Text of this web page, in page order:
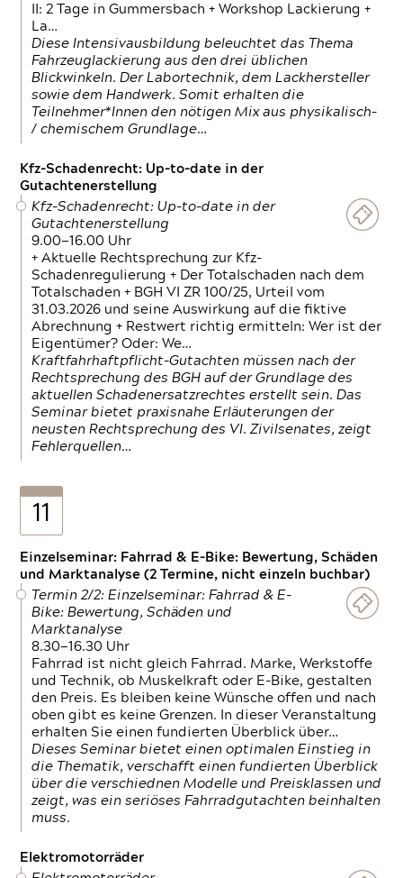
II: 2 Tage in Gummersbach + Workshop Lackierung +
La…
Diese Intensivausbildung beleuchtet das Thema
Fahrzeuglackierung aus den drei üblichen
Blickwinkeln. Der Labortechnik, dem Lackhersteller
sowie dem Handwerk. Somit erhalten die
Teilnehmer*Innen den nötigen Mix aus physikalisch-
/ chemischem Grundlage…
Kfz-Schadenrecht: Up-to-date in der
Gutachtenerstellung
Kfz-Schadenrecht: Up-to-date in der
Gutachtenerstellung
9.00—16.00 Uhr
+ Aktuelle Rechtsprechung zur Kfz-
Schadenregulierung + Der Totalschaden nach dem
Totalschaden + BGH VI ZR 100/25, Urteil vom
31.03.2026 und seine Auswirkung auf die fiktive
Abrechnung + Restwert richtig ermitteln: Wer ist der
Eigentümer? Oder: We…
Kraftfahrhaftpflicht-Gutachten müssen nach der
Rechtsprechung des BGH auf der Grundlage des
aktuellen Schadenersatzrechtes erstellt sein. Das
Seminar bietet praxisnahe Erläuterungen der
neusten Rechtsprechung des VI. Zivilsenates, zeigt
Fehlerquellen…
11
Einzelseminar: Fahrrad & E-Bike: Bewertung, Schäden
und Marktanalyse (2 Termine, nicht einzeln buchbar)
Termin 2/2: Einzelseminar: Fahrrad & E-
Bike: Bewertung, Schäden und
Marktanalyse
8.30—16.30 Uhr
Fahrrad ist nicht gleich Fahrrad. Marke, Werkstoffe
und Technik, ob Muskelkraft oder E-Bike, gestalten
den Preis. Es bleiben keine Wünsche offen und nach
oben gibt es keine Grenzen. In dieser Veranstaltung
erhalten Sie einen fundierten Überblick über…
Dieses Seminar bietet einen optimalen Einstieg in
die Thematik, verschafft einen fundierten Überblick
über die verschiednen Modelle und Preisklassen und
zeigt, was ein seriöses Fahrradgutachten beinhalten
muss.
Elektromotorräder